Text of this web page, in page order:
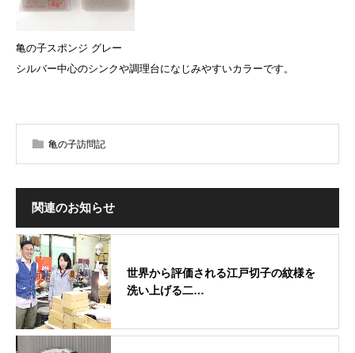
亀の子スポンジ グレー
シルバー中心のシンクや調理台になじみやすいカラーです。
亀の子訪問記
関連のお知らせ
世界から評価される江戸切子の紋様を
洗い上げる二…